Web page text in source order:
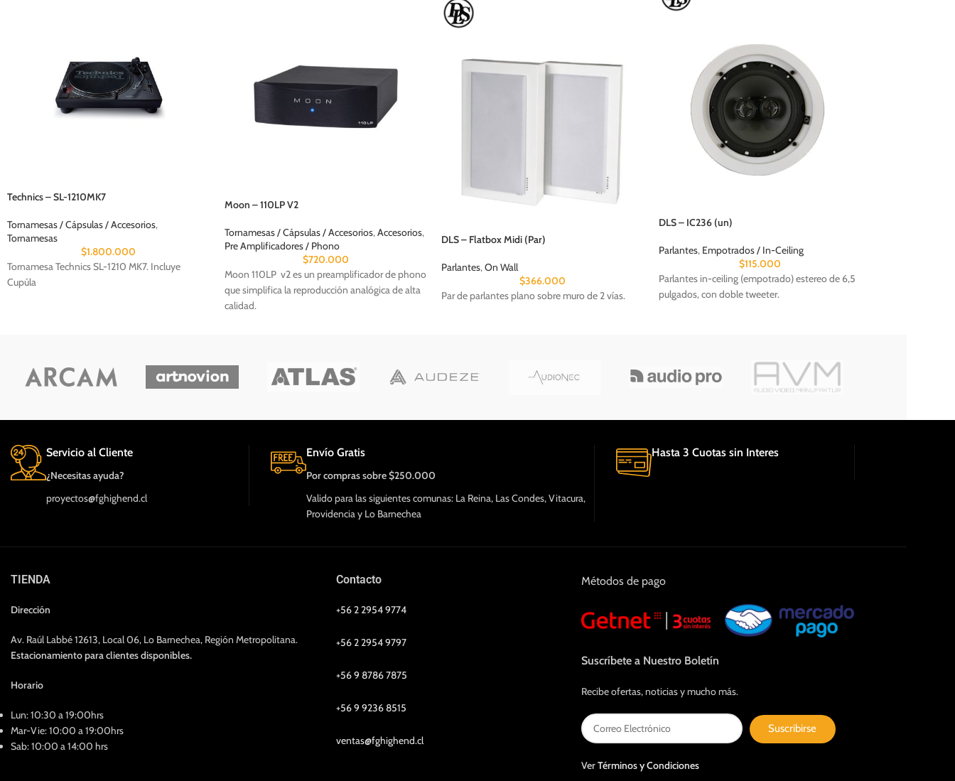
Technics – SL-1210MK7
Tornamesas / Cápsulas / Accesorios,
Tornamesas
$1.800.000
Tornamesa Technics SL-1210 MK7. Incluye
Cupúla
Moon – 110LP V2
Tornamesas / Cápsulas / Accesorios, Accesorios,
Pre Amplificadores / Phono
$720.000
Moon 110LP v2 es un preamplificador de phono
que simplifica la reproducción analógica de alta
calidad.
DLS – Flatbox Midi (Par)
Parlantes,On Wall
$366.000
Par de parlantes plano sobre muro de 2 vías.
DLS – IC236 (un)
Parlantes, Empotrados / In-Ceiling
$115.000
Parlantes in-ceiling (empotrado) estereo de 6,5
pulgados, con doble tweeter.
Servicio al Cliente
¿Necesitas ayuda?
proyectos@fghighend.cl
Envío Gratis
Por compras sobre $250.000
Valido para las siguientes comunas: La Reina, Las Condes, Vitacura,
Providencia y Lo Barnechea
Hasta 3 Cuotas sin Interes
TIENDA
Dirección
Av. Raúl Labbé 12613, Local 06, Lo Barnechea, Región Metropolitana.
Estacionamiento para clientes disponibles.
Horario
Lun: 10:30 a 19:00hrs
Mar-Vie: 10:00 a 19:00hrs
Sab: 10:00 a 14:00 hrs
Contacto
+56 2 2954 9774
+56 2 2954 9797
+56 9 8786 7875
+56 9 9236 8515
ventas@fghighend.cl
Métodos de pago
Suscríbete a Nuestro Boletín
Recibe ofertas, noticias y mucho más.
Suscribirse
VerTérminos y Condiciones